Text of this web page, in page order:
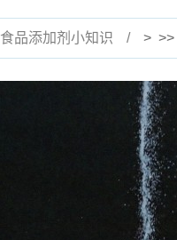
食品添加剂小知识 > >>